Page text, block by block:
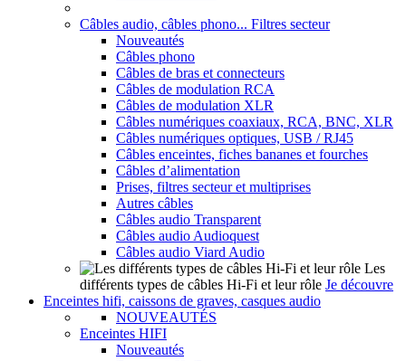
Câbles audio, câbles phono... Filtres secteur
Nouveautés
Câbles phono
Câbles de bras et connecteurs
Câbles de modulation RCA
Câbles de modulation XLR
Câbles numériques coaxiaux, RCA, BNC, XLR
Câbles numériques optiques, USB / RJ45
Câbles enceintes, fiches bananes et fourches
Câbles d’alimentation
Prises, filtres secteur et multiprises
Autres câbles
Câbles audio Transparent
Câbles audio Audioquest
Câbles audio Viard Audio
Les
différents types de câbles Hi-Fi et leur rôle Je découvre
Enceintes hifi, caissons de graves, casques audio
NOUVEAUTÉS
Enceintes HIFI
Nouveautés